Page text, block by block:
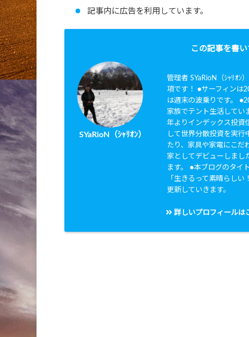
記事内に広告を利用しています。
この記事を書
SYaRioN（ｼｬﾘｵﾝ）
管理者 SYaRioN（ｼｬﾘｵﾝ
項です！ ●サーフィンは
は週末の波乗りです。
家族でテント生活してい
年よりインデックス投資
して世界分散投資を実
たり、家具や家電にこだ
家としてデビューしまし
ます。 ●本ブログのタイ
「生きるって素晴らし
更新していきます。
詳しいプロフィールは